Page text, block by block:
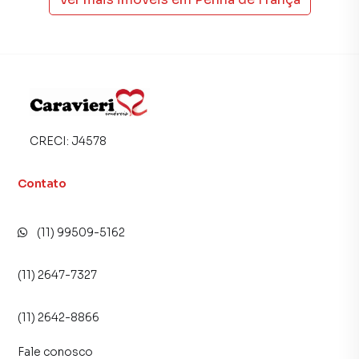
produzir campanhas específicas para São Paulo, o que
time de programadores, corretores treinados e uma
central de atendimento preparada para atender
CRECI: J4578
Contato
(11) 99509-5162
(11) 2647-7327
(11) 2642-8866
Fale conosco